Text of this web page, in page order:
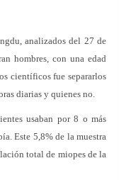
analizados del 27 de
hombres, con una edad
científicos fue separarlos
diarias y quienes no.
usaban por 8 o más
Este 5,8% de la muestra
total de miopes de la